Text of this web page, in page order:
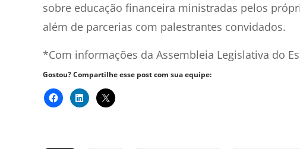
sobre educação financeira ministradas pelos
além de parcerias com palestrantes convidados.
*Com informações da Assembleia Legislativa do
Gostou? Compartilhe esse post com sua equipe: